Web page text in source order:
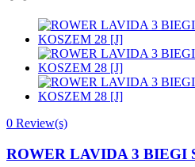
0 Review(s)
ROWER LAVIDA 3 BIEGI